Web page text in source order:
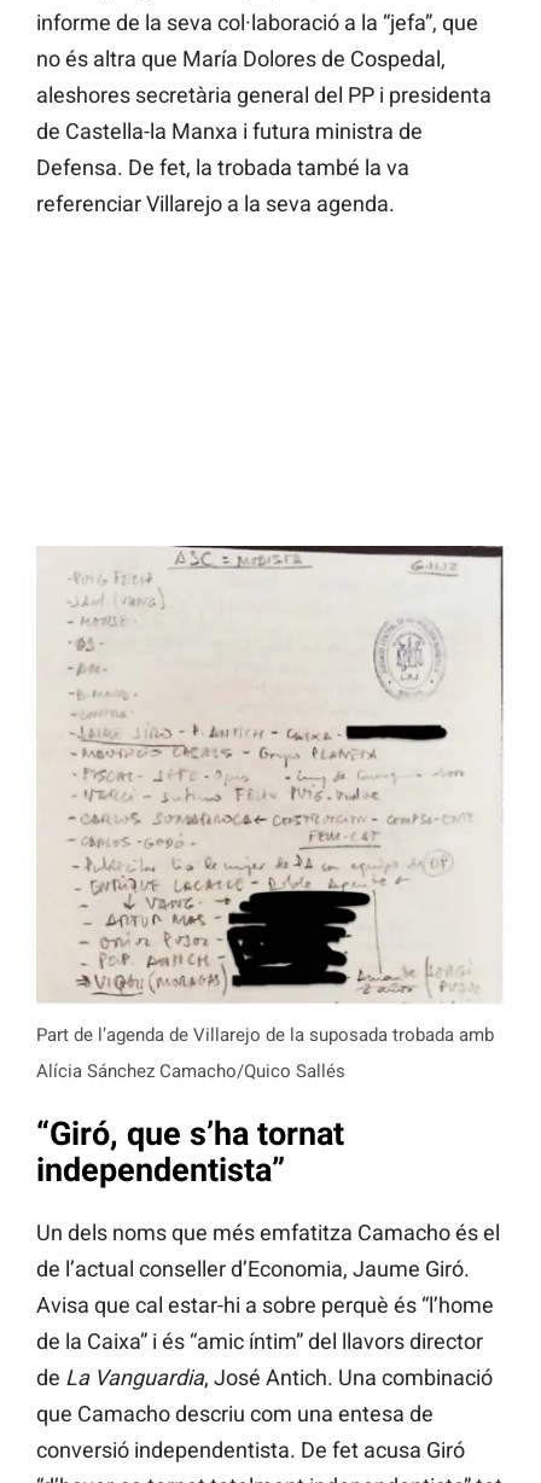
informe de la seva col·laboració a la “jefa”, que
no és altra que María Dolores de Cospedal,
aleshores secretària general del PP i presidenta
de Castella-la Manxa i futura ministra de
Defensa. De fet, la trobada també la va
referenciar Villarejo a la seva agenda.
Part de l’agenda de Villarejo de la suposada trobada amb
Alícia Sánchez Camacho/Quico Sallés
“Giró, que s’ha tornat
independentista”
Un dels noms que més emfatitza Camacho és el
de l’actual conseller d’Economia, Jaume Giró.
Avisa que cal estar-hi a sobre perquè és “l’home
de la Caixa” i és “amic íntim” del llavors director
de La Vanguardia, José Antich. Una combinació
que Camacho descriu com una entesa de
conversió independentista. De fet acusa Giró